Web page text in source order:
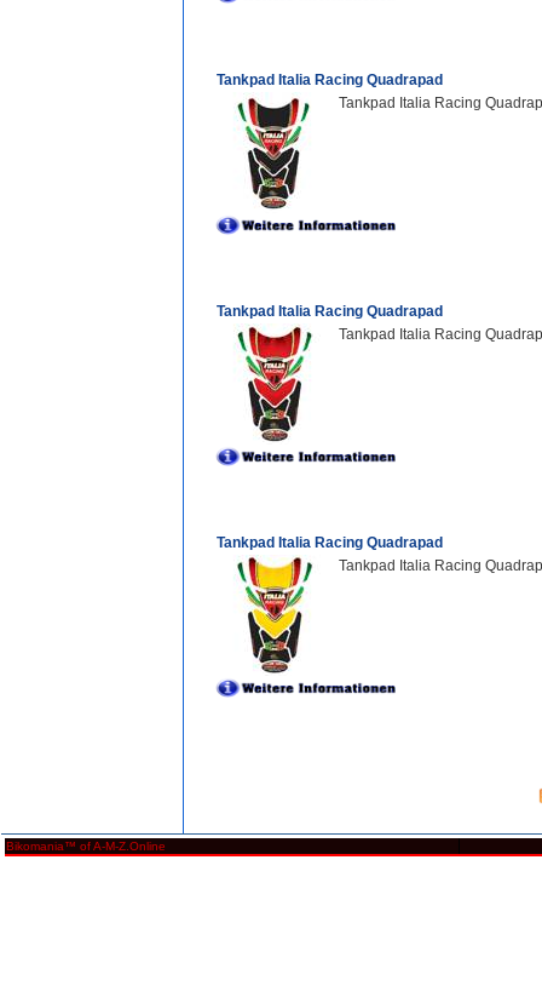
Tankpad Italia Racing Quadrapad
Tankpad Italia Racing
Tankpad Italia Racing Quadrapad
Tankpad Italia Racing
Tankpad Italia Racing Quadrapad
Tankpad Italia Racing
Bikomania™ of A-M-Z.Online